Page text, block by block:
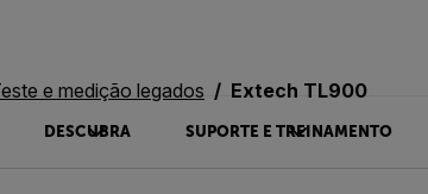
DESCUBRA SUPORTE E TREINAMENTO
e medição legados Extech TL900